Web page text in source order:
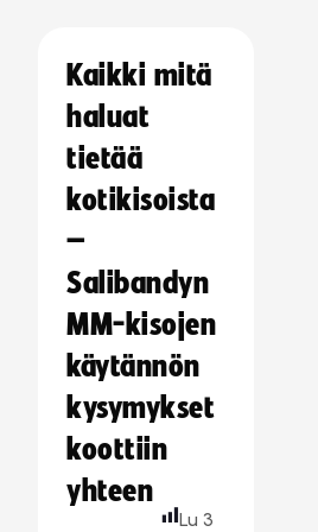
Kaikki mitä
haluat
tietää
kotikisoista
–
Salibandyn
MM-kisojen
käytännön
kysymykset
koottiin
yhteen
Lu 3